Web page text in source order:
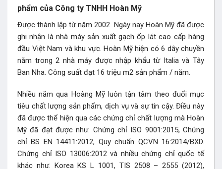
phẩm của Công ty TNHH Hoàn Mỹ
Được thành lập từ năm 2002. Ngày nay Hoàn Mỹ đã được
ghi nhận là nhà máy sản xuất gạch ốp lát cao cấp hàng
đầu Việt Nam và khu vực. Hoàn Mỹ hiện có 6 dây chuyền
nằm trong 2 nhà máy được nhập khẩu từ Italia và Tây
Ban Nha. Công suất đạt 16 triệu m2 sản phẩm / năm.
Nhiều năm qua Hoàng Mỹ luôn tận tâm theo đuổi mục
tiêu chất lượng sản phẩm, dịch vụ và sự tin cậy. Điều này
đã được thể hiện qua các chứng chỉ chất lượng mà Hoàn
Mỹ đã đạt được như. Chứng chỉ ISO 9001:2015, Chứng
chỉ BS EN 14411:2012, Quy chuẩn QCVN 16:2014/BXD.
Chứng chỉ ISO 13006:2012 và nhiều chứng chỉ quốc tế
khác như. Korea KS L 1001, TIS 2508 – 2555 (2012),